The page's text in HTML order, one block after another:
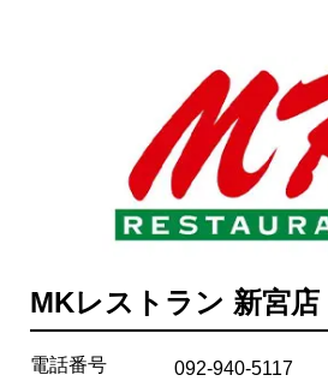
MKレストラン 新宮店
電話番号 092-940-5117